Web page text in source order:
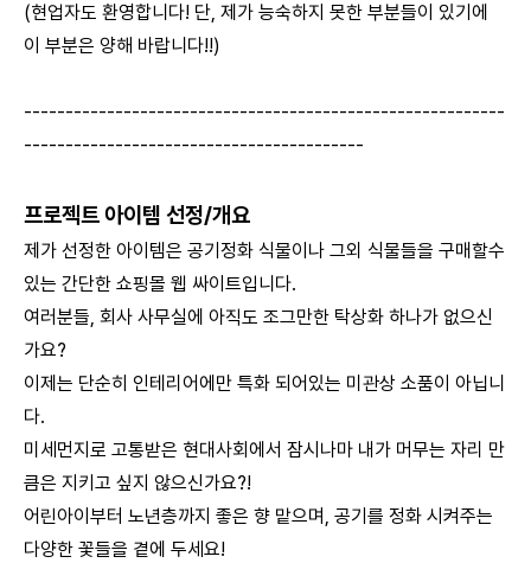
(현업자도 환영합니다! 단, 제가 능숙하지 못한 부분들이 있기에
이 부분은 양해 바랍니다!!)
----------------------------------------------------------
-----------------------------------------
프로젝트 아이템 선정/개요
제가 선정한 아이템은 공기정화 식물이나 그외 식물들을 구매할수
있는 간단한 쇼핑몰 웹 싸이트입니다.
여러분들, 회사 사무실에 아직도 조그만한 탁상화 하나가 없으신
가요?
이제는 단순히 인테리어에만 특화 되어있는 미관상 소품이 아닙니
다.
미세먼지로 고통받은 현대사회에서 잠시나마 내가 머무는 자리 만
큼은 지키고 싶지 않으신가요?!
어린아이부터 노년층까지 좋은 향 맡으며, 공기를 정화 시켜주는
다양한 꽃들을 곁에 두세요!